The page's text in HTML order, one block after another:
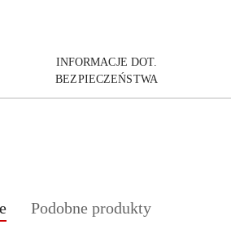
INFORMACJE DOT.
BEZPIECZEŃSTWA
Produkty
Podobne produkty